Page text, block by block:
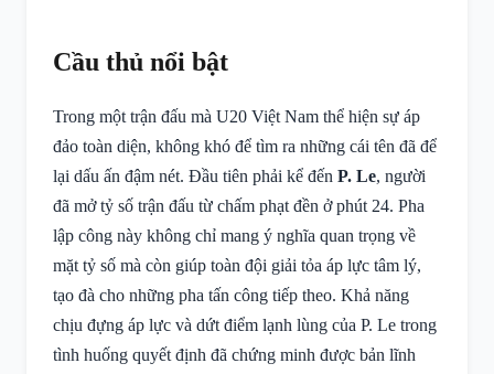
Cầu thủ nổi bật
Trong một trận đấu mà U20 Việt Nam thể hiện sự áp
đảo toàn diện, không khó để tìm ra những cái tên đã để
lại dấu ấn đậm nét. Đầu tiên phải kể đến P. Le, người
đã mở tỷ số trận đấu từ chấm phạt đền ở phút 24. Pha
lập công này không chỉ mang ý nghĩa quan trọng về
mặt tỷ số mà còn giúp toàn đội giải tỏa áp lực tâm lý,
tạo đà cho những pha tấn công tiếp theo. Khả năng
chịu đựng áp lực và dứt điểm lạnh lùng của P. Le trong
tình huống quyết định đã chứng minh được bản lĩnh